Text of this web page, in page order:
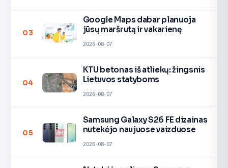
03
Google Maps dabar planuoja
jūsų maršrutą ir vakarienę
2026-08-07
04
KTU betonas iš atliekų: žingsnis
Lietuvos statyboms
2026-08-07
05
Samsung Galaxy S26 FE dizainas
nutekėjo naujuose vaizduose
2026-08-07